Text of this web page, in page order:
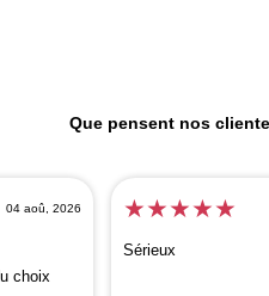
Que pensent nos
04 aoû, 2026
choix
★★★★★
Sérieux